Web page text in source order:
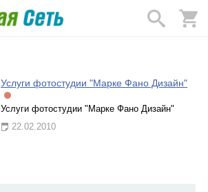
Услуги фотостудии "Марке Фано Дизайн"
Услуги фотостудии "Марке Фано Дизайн"
22.02.2010